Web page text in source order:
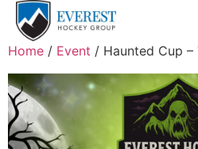
Home / Event / Haunted Cup –